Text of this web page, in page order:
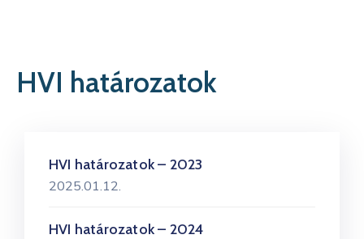
HVI határozatok
HVI határozatok – 2023
2025.01.12.
HVI határozatok – 2024